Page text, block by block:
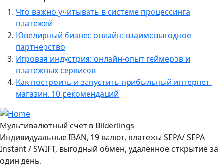
Что важно учитывать в системе процессинга
платежей
Ювелирный бизнес онлайн: взаимовыгодное
партнерство
Игровая индустрия: онлайн-опыт геймеров и
платежных сервисов
Как построить и запустить прибыльный интернет-
магазин. 10 рекомендаций
Мультивалютный счёт в Bilderlings
Индивидуальные IBAN, 19 валют, платежы SEPA/ SEPA
Instant / SWIFT, выгодный обмен, удалённое открытие за
один день.